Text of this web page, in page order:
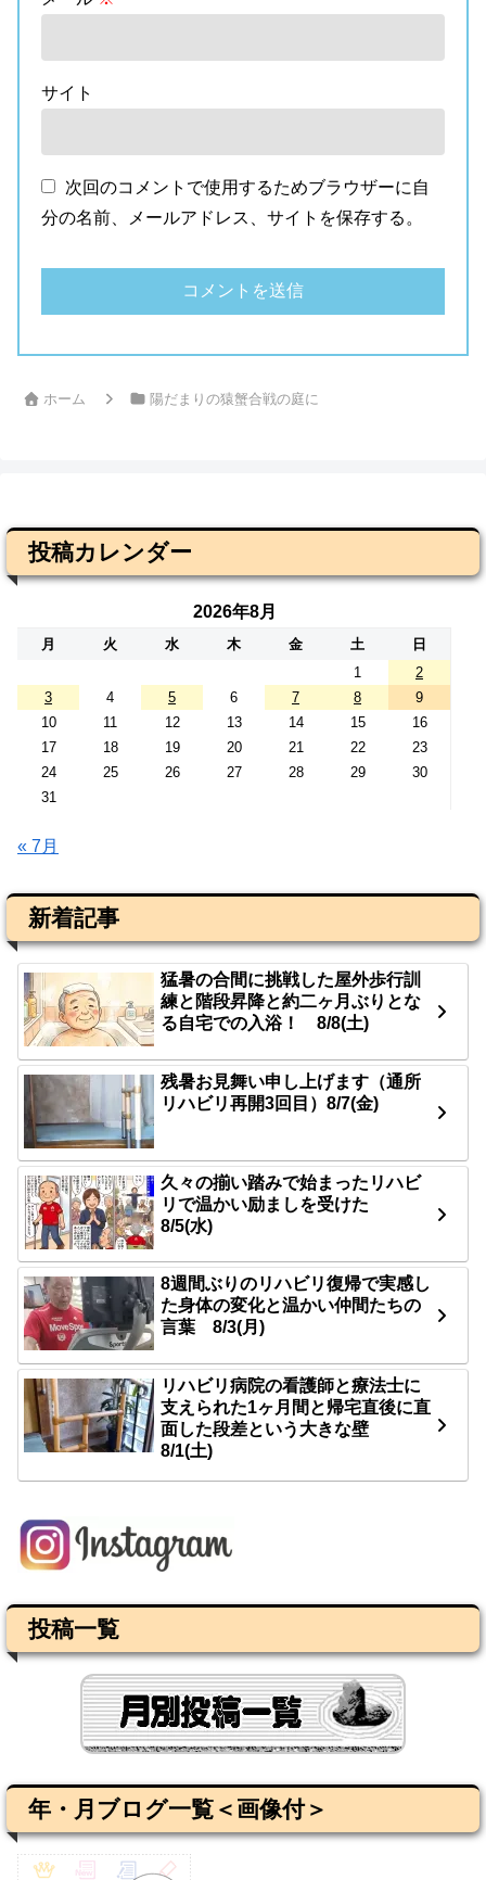
サイト
次回のコメントで使用するためブラウザーに自
分の名前、メールアドレス、サイトを保存する。
ホーム 陽だまりの猿蟹合戦の庭に
投稿カレンダー
2026年8月
月 火 水 木 金 土
日
1
2
3
4 5 6 7 8
9
10
11 12 13 14 15
16
17
18 19 20 21 22
23
24
25 26 27 28 29
30
31
« 7月
新着記事
猛暑の合間に挑戦した屋外歩行訓
練と階段昇降と約二ヶ月ぶりとな
る自宅での入浴！ 8/8(土)
残暑お見舞い申し上げます（通所
リハビリ再開3回目）8/7(金)
久々の揃い踏みで始まったリハビ
リで温かい励ましを受けた
8/5(水)
8週間ぶりのリハビリ復帰で実感し
た身体の変化と温かい仲間たちの
言葉 8/3(月)
リハビリ病院の看護師と療法士に
支えられた1ヶ月間と帰宅直後に直
面した段差という大きな壁
8/1(土)
投稿一覧
年・月ブログ一覧＜画像付＞